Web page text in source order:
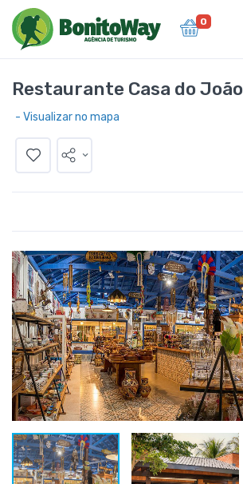
0
Restaurante Casa do João
- Visualizar no mapa